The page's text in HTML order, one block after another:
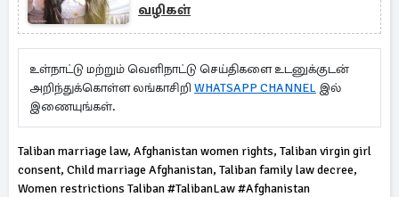
வழிகள்
உள்நாட்டு மற்றும் வெளிநாட்டு செய்திகளை உடனுக்குடன்
அறிந்துக்கொள்ள லங்காசிறி WHATSAPP CHANNEL இல்
இணையுங்கள்.
Taliban marriage law, Afghanistan women rights, Taliban virgin girl
consent, Child marriage Afghanistan, Taliban family law decree,
Women restrictions Taliban #TalibanLaw #Afghanistan